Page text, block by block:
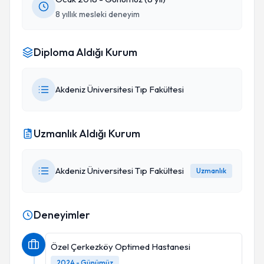
8 yıllık mesleki deneyim
Diploma Aldığı Kurum
Akdeniz Üniversitesi Tıp Fakültesi
Uzmanlık Aldığı Kurum
Akdeniz Üniversitesi Tıp Fakültesi Uzmanlık
Deneyimler
Özel Çerkezköy Optimed Hastanesi